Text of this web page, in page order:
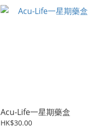
Acu-Life一星期藥盒
HK$30.00